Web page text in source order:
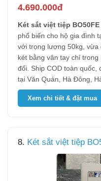
4.690.000đ
Két sắt việt tiệp
phổ biến cho hộ gia đình
với trọng lượng 50kg, vừa
két bằng vân tay chỉ
đối. Ship COD toàn
tại Văn Quán, Hà Đông,
Xem chi tiết & đặt mua
8. Két sắt việt tiệp